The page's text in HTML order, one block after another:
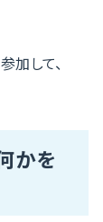
加して、
かを